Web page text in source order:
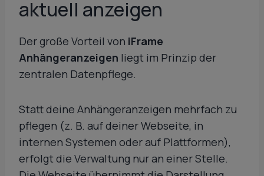
aktuell anzeigen
Der große Vorteil von iFrame
Anhängeranzeigen liegt im Prinzip der
zentralen Datenpflege.
Statt deine Anhängeranzeigen mehrfach zu
pflegen (z. B. auf deiner Webseite, in
internen Systemen oder auf Plattformen),
erfolgt die Verwaltung nur an einer Stelle.